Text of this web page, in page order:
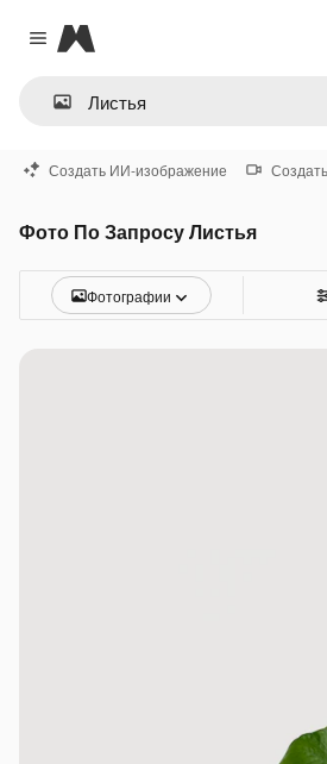
Close menu
Magnific
Создать ИИ-изображение
Фото По Запросу Листья
Фотографии